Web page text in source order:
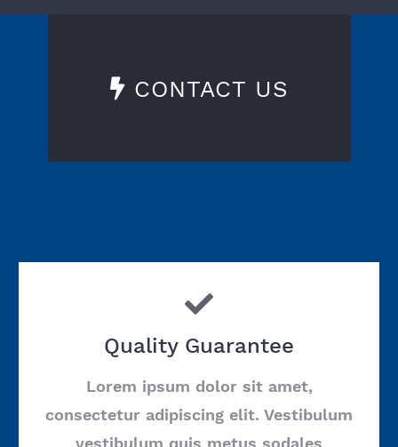
CONTACT US
Quality Guarantee
Lorem ipsum dolor sit amet,
consectetur adipiscing elit. Vestibulum